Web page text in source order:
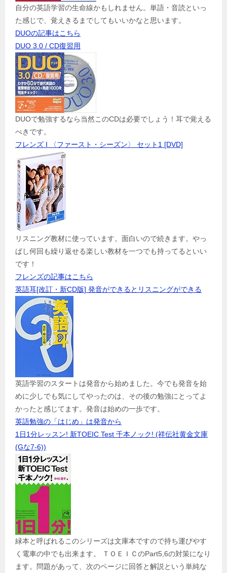
自分の英語学習の生命線かもしれません。単語・音読といっ
た感じで、覚えきるまでしてもいいかなと思います。
DUOの記事はこちら
DUO 3.0 / CD復習用
DUOで勉強するなら当然このCDは必要でしょう！耳で覚える
べきです。
フレンズ I 〈ファースト・シーズン〉 セット1 [DVD]
リスニング教材に使っています。面白いので続きます。やっ
ぱし何回も繰り返せる楽しい教材を一つでも持ってるといい
です！
フレンズの記事はこちら
英語耳[改訂・新CD版] 発音ができるとリスニングができる
英語学習のスタートは発音から始めました。今でも発音を始
めに少しでも気にしてやったのは、その後の勉強にとってよ
かったと感じてます。発音は始めの一歩です。
英語勉強の「はじめ」は発音から
1日1分レッスン! 新TOEIC Test 千本ノック! (祥伝社黄金文庫
(Gな7-6))
緑本と呼ばれるこのシリーズは文庫本ですので持ち運びやす
く電車の中でも出来ます。 ＴＯＥＩＣのPart5,6の対策になり
ます。問題があって、次のページに回答と解説という単純な